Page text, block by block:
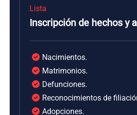
Lista
Inscripción de hechos y
Nacimientos.
Matrimonios.
Defunciones.
Reconocimientos de
Adopciones.